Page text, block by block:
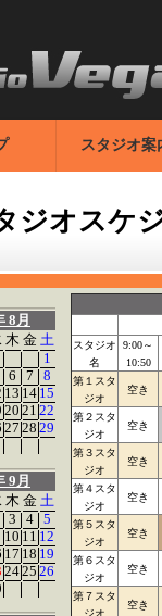
スタジオ案
ジオスケ
スタジオ
名
9:00～
10:50
第１スタ
ジオ
空き
第２スタ
ジオ
空き
第３スタ
ジオ
空き
第４スタ
ジオ
空き
第５スタ
ジオ
空き
第６スタ
ジオ
空き
第７スタ
ジオ
空き
8月
木 金 土
1
6 7
8
13 14 15
20 21 22
27 28 29
9月
木 金 土
3 4
5
10 11 12
17 18 19
2425 26